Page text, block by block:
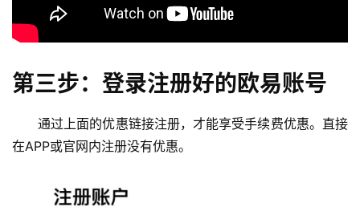
第三步：登录注册好的欧易账号
通过上面的优惠链接注册，才能享受手续费优惠。直接
在APP或官网内注册没有优惠。